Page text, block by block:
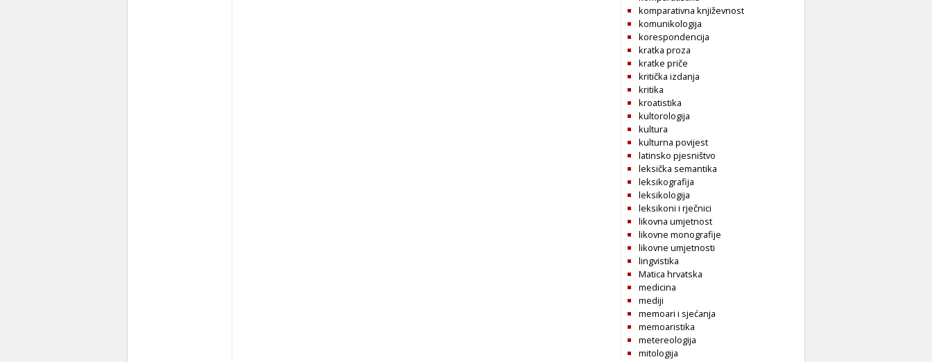
komparativna književnost
komunikologija
korespondencija
kratka proza
kratke priče
kritička izdanja
kritika
kroatistika
kultorologija
kultura
kulturna povijest
latinsko pjesništvo
leksička semantika
leksikografija
leksikologija
leksikoni i rječnici
likovna umjetnost
likovne monografije
likovne umjetnosti
lingvistika
Matica hrvatska
medicina
mediji
memoari i sjećanja
memoaristika
metereologija
mitologija